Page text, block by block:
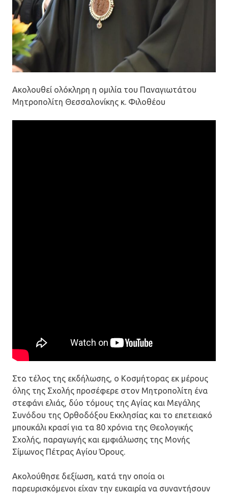
Ακολουθεί ολόκληρη η ομιλία του Παναγιωτάτου
Μητροπολίτη Θεσσαλονίκης κ. Φιλοθέου
Στο τέλος της εκδήλωσης, ο Κοσμήτορας εκ μέρους
όλης της Σχολής προσέφερε στον Μητροπολίτη ένα
στεφάνι ελιάς, δύο τόμους της Αγίας και Μεγάλης
Συνόδου της Ορθοδόξου Εκκλησίας και το επετειακό
μπουκάλι κρασί για τα 80 χρόνια της Θεολογικής
Σχολής, παραγωγής και εμφιάλωσης της Μονής
Σίμωνος Πέτρας Αγίου Όρους.
Ακολούθησε δεξίωση, κατά την οποία οι
παρευρισκόμενοι είχαν την ευκαιρία να συναντήσουν